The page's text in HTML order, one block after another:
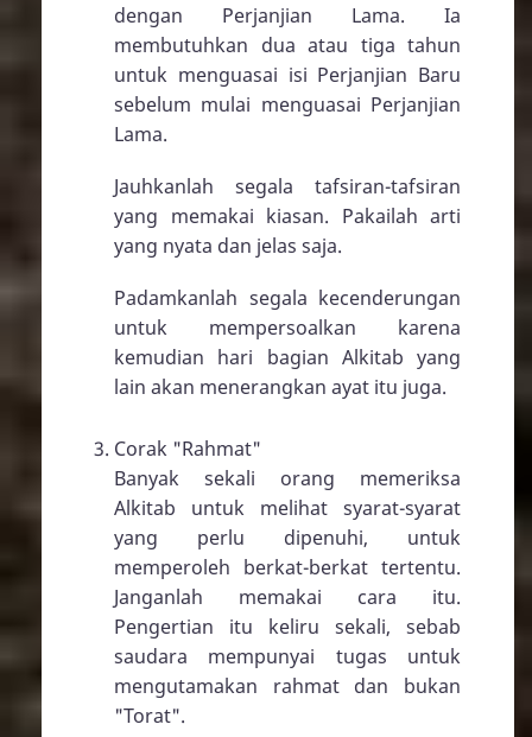
dengan Perjanjian Lama. Ia
membutuhkan dua atau tiga tahun
untuk menguasai isi Perjanjian Baru
sebelum mulai menguasai Perjanjian
Lama.
Jauhkanlah segala tafsiran-tafsiran
yang memakai kiasan. Pakailah arti
yang nyata dan jelas saja.
Padamkanlah segala kecenderungan
untuk mempersoalkan karena
kemudian hari bagian Alkitab yang
lain akan menerangkan ayat itu juga.
Corak "Rahmat"
Banyak sekali orang memeriksa
Alkitab untuk melihat syarat-syarat
yang perlu dipenuhi, untuk
memperoleh berkat-berkat tertentu.
Janganlah memakai cara itu.
Pengertian itu keliru sekali, sebab
saudara mempunyai tugas untuk
mengutamakan rahmat dan bukan
"Torat".